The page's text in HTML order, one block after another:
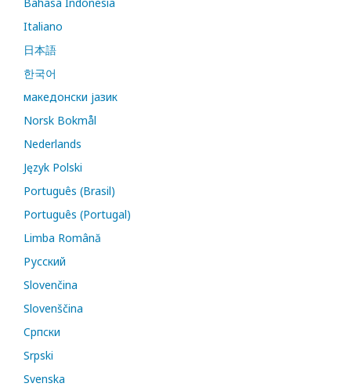
Italiano
日本語
한국어
македонски јазик
Norsk Bokmål
Nederlands
Język Polski
Português (Brasil)
Português (Portugal)
Limba Română
Русский
Slovenčina
Slovenščina
Cрпски
Srpski
Svenska